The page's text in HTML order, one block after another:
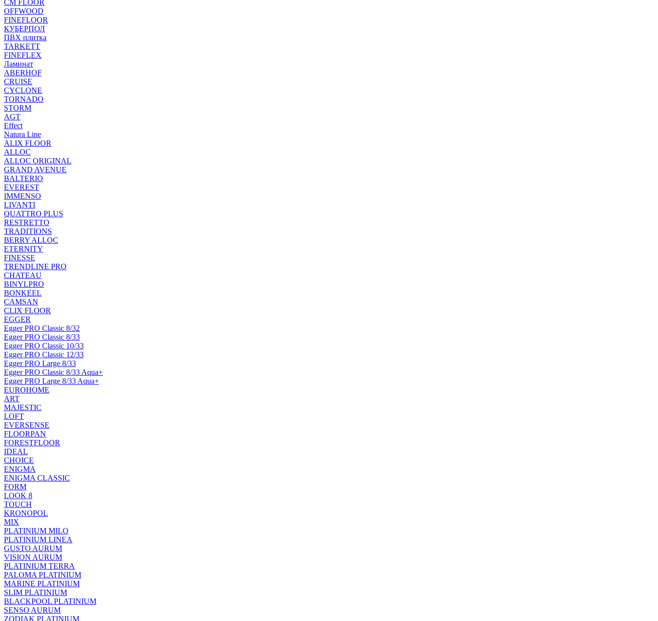
CM FLOOR
OFFWOOD
FINEFLOOR
КУБЕРПОЛ
ПВХ плитка
TARKETT
FINEFLEX
Ламинат
ABERHOF
CRUISE
CYCLONE
TORNADO
STORM
AGT
Effect
Natura Line
ALIX FLOOR
ALLOC
ALLOC ORIGINAL
GRAND AVENUE
BALTERIO
EVEREST
IMMENSO
LIVANTI
QUATTRO PLUS
RESTRETTO
TRADITIONS
BERRY ALLOC
ETERNITY
FINESSE
TRENDLINE PRO
CHATEAU
BINYLPRO
BONKEEL
CAMSAN
CLIX FLOOR
EGGER
Egger PRO Classic 8/32
Egger PRO Classic 8/33
Egger PRO Classic 10/33
Egger PRO Classic 12/33
Egger PRO Large 8/33
Egger PRO Classic 8/33 Aqua+
Egger PRO Large 8/33 Aqua+
EUROHOME
ART
MAJESTIC
LOFT
EVERSENSE
FLOORPAN
FORESTFLOOR
IDEAL
CHOICE
ENIGMA
ENIGMA CLASSIC
FORM
LOOK 8
TOUCH
KRONOPOL
MIX
PLATINIUM MILO
PLATINIUM LINEA
GUSTO AURUM
VISION AURUM
PLATINIUM TERRA
PALOMA PLATINIUM
MARINE PLATINIUM
SLIM PLATINIUM
BLACKPOOL PLATINIUM
SENSO AURUM
ZODIAK PLATINIUM